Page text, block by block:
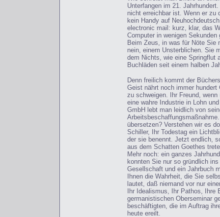
Unterfangen im 21.
nicht erreichbar ist. Wenn er zu
kein Handy auf
electronic mail: kurz, klar, das
Computer in wenigen
Beim Zeus, in was für Nöte Sie
nein, einem Unsterblichen. Sie
dem Nichts, wie eine Springflut
Buchläden seit einem halben
Denn freilich kommt der
Geist nährt noch immer
zu schweigen. Ihr Freund,
eine wahre Industrie in Lohn
GmbH lebt man leidlich von
übersetzen? Verstehen wir es
Schiller, Ihr Todestag ein
der sie benennt. Jetzt endlich,
aus dem Schatten Goethes
Mehr noch: ein ganzes
konnten Sie nur so gründlich
Gesellschaft und ein Jahrbuch
Ihnen die Wahrheit, die Sie
lautet, daß niemand vor nur
Ihr Idealismus, Ihr Pathos, Ihre
germanistischen Oberseminar
beschäftigten, die im Auftrag
heute ereilt.